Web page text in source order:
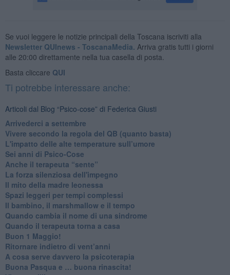
Se vuoi leggere le notizie principali della Toscana iscriviti alla
Newsletter QUInews - ToscanaMedia. Arriva gratis tutti i giorni
alle 20:00 direttamente nella tua casella di posta.
Basta cliccare QUI
Ti potrebbe interessare anche:
Articoli dal Blog “Psico-cose” di Federica Giusti
​Arrivederci a settembre
​Vivere secondo la regola del QB (quanto basta)
​L'impatto delle alte temperature sull’umore
Sei anni di Psico-Cose
​Anche il terapeuta “sente”
​La forza silenziosa dell'impegno
​Il mito della madre leonessa
Spazi leggeri per tempi complessi
Il bambino, il marshmallow e il tempo
​Quando cambia il nome di una sindrome
​Quando il terapeuta torna a casa
​Buon 1 Maggio!
Ritornare indietro di vent’anni
​A cosa serve davvero la psicoterapia
​Buona Pasqua e … buona rinascita!